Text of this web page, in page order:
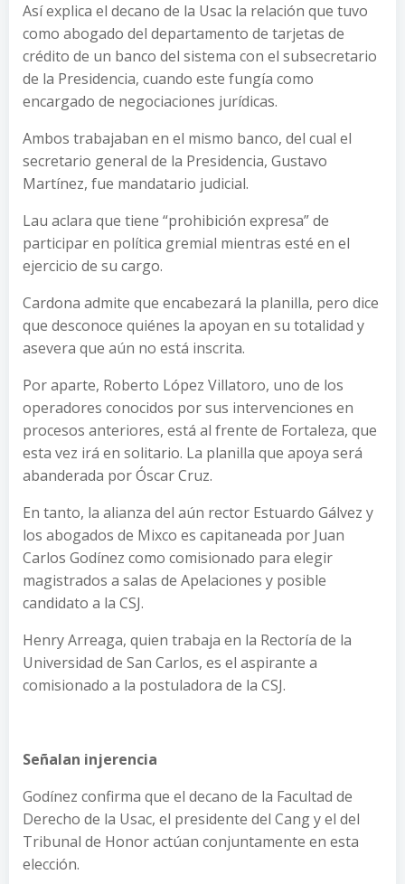
Así explica el decano de la Usac la relación que tuvo
como abogado del departamento de tarjetas de
crédito de un banco del sistema con el subsecretario
de la Presidencia, cuando este fungía como
encargado de negociaciones jurídicas.
Ambos trabajaban en el mismo banco, del cual el
secretario general de la Presidencia, Gustavo
Martínez, fue mandatario judicial.
Lau aclara que tiene “prohibición expresa” de
participar en política gremial mientras esté en el
ejercicio de su cargo.
Cardona admite que encabezará la planilla, pero dice
que desconoce quiénes la apoyan en su totalidad y
asevera que aún no está inscrita.
Por aparte, Roberto López Villatoro, uno de los
operadores conocidos por sus intervenciones en
procesos anteriores, está al frente de Fortaleza, que
esta vez irá en solitario. La planilla que apoya será
abanderada por Óscar Cruz.
En tanto, la alianza del aún rector Estuardo Gálvez y
los abogados de Mixco es capitaneada por Juan
Carlos Godínez como comisionado para elegir
magistrados a salas de Apelaciones y posible
candidato a la CSJ.
Henry Arreaga, quien trabaja en la Rectoría de la
Universidad de San Carlos, es el aspirante a
comisionado a la postuladora de la CSJ.
Señalan injerencia
Godínez confirma que el decano de la Facultad de
Derecho de la Usac, el presidente del Cang y el del
Tribunal de Honor actúan conjuntamente en esta
elección.